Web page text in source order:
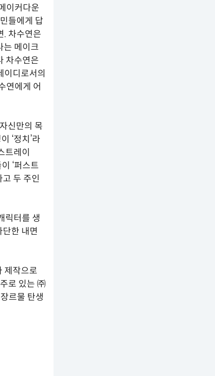
이커다운
들에게 답
. 차수연은
는 메이크
차수연은
이디로서의
연에게 어
신만의 목
‘정치’라
트레이
‘퍼스트
두 주인
릭터를 생
한 내면
제작으로
로 있는 ㈜
르물 탄생